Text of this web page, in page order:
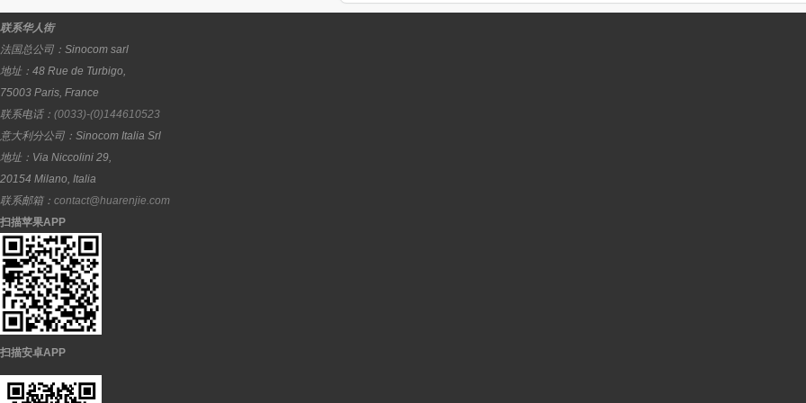
联系华人街
法国总公司： Sinocom sarl
地址： 48 Rue de Turbigo,
75003 Paris, France
联系电话： (0033)-(0)144610523
意大利分公司： Sinocom Italia Srl
地址： Via Niccolini 29,
20154 Milano, Italia
联系邮箱： contact@huarenjie.com
扫描苹果APP
扫描安卓APP